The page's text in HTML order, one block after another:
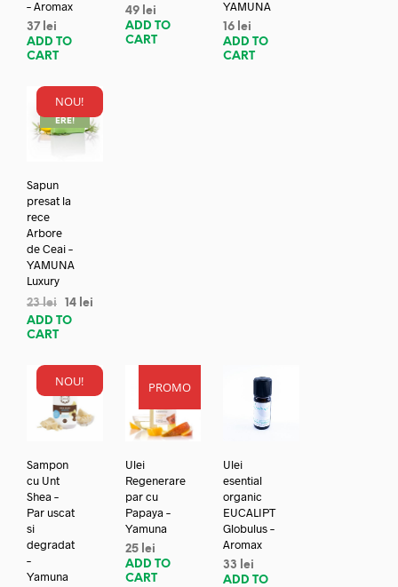
– Aromax
37 lei
ADD TO
CART
49 lei
ADD TO
CART
YAMUNA
16 lei
ADD TO
CART
NOU!
REDUC
ERE!
Sapun
presat la
rece
Arbore
de Ceai –
YAMUNA
Luxury
23lei 14 lei
ADD TO
CART
NOU!
Sampon
cu Unt
Shea –
Par uscat
si
degradat
–
Yamuna
PROMO
Ulei
Regenerare
par cu
Papaya –
Yamuna
25 lei
ADD TO
CART
Ulei
esential
organic
EUCALIPT
Globulus –
Aromax
33
lei
ADD TO